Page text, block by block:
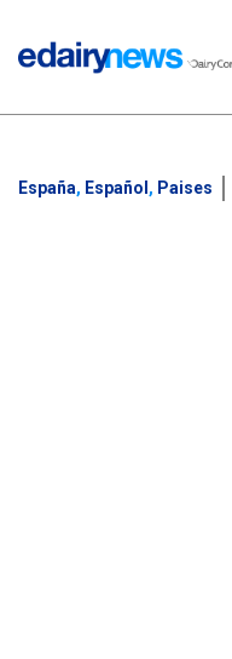
España, Español , Paises